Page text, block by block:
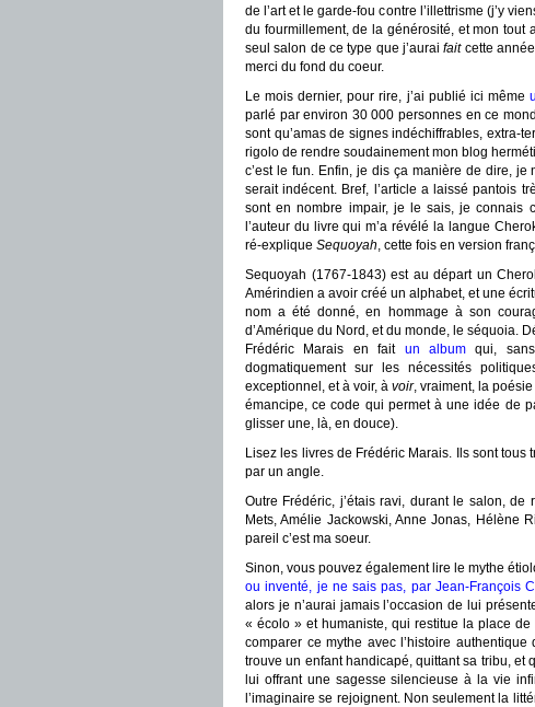
de l’art et le garde-fou contre l’illettrisme (j’y
du fourmillement, de la générosité, et mon tout
seul salon de ce type que j’auraifaitcette
merci du fond du coeur.
Le mois dernier, pour rire, j’ai publié ici même
parlé par environ 30 000 personnes en ce
sont qu’amas de signes indéchiffrables, extra-
rigolo de rendre soudainement mon blog
c’est le fun. Enfin, je dis ça manière de dire,
serait indécent. Bref, l’article a laissé pantois
sont en nombre impair, je le sais, je connais
l’auteur du livre qui m’a révélé la langue
ré-explique Sequoyah, cette fois en version
Sequoyah (1767-1843) est au départ un
Amérindien a avoir créé un alphabet, et une
nom a été donné, en hommage à son
d’Amérique du Nord, et du monde, le séquoia.
Frédéric Marais en fait un albumqui, sans
dogmatiquement sur les nécessités
exceptionnel, et à voir, à voir, vraiment, la
émancipe, ce code qui permet à une idée de
glisser une, là, en douce).
Lisez les livres de Frédéric Marais. Ils sont
par un angle.
Outre Frédéric, j’étais ravi, durant le salon,
Mets, Amélie Jackowski, Anne Jonas, Hélène
pareil c’est ma soeur.
Sinon, vous pouvez également lire le mythe
ou inventé, je ne sais pas, par Jean-François
alors je n’aurai jamais l’occasion de lui
« écolo » et humaniste, qui restitue la place
comparer ce mythe avec l’histoire
trouve un enfant handicapé, quittant sa tribu, et
lui offrant une sagesse silencieuse à la vie
l’imaginaire se rejoignent. Non seulement la